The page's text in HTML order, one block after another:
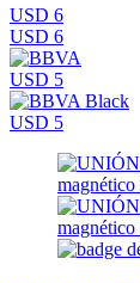
USD 6
USD 6
USD 5
USD 5